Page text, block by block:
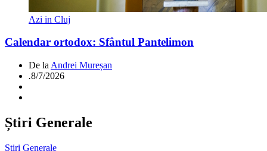
Azi in Cluj
Calendar ortodox: Sfântul Pantelimon
De la Andrei Mureșan
.8/7/2026
Știri Generale
Știri Generale